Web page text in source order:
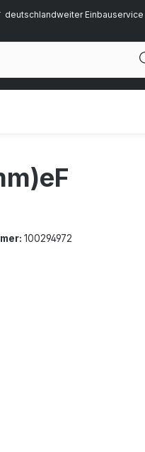
deutschlandweiter Einbauservice
100294972